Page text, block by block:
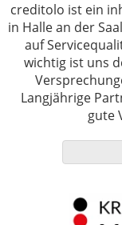
creditolo ist ein
in Halle an der
auf
wichtig ist uns
Langjährige
gute